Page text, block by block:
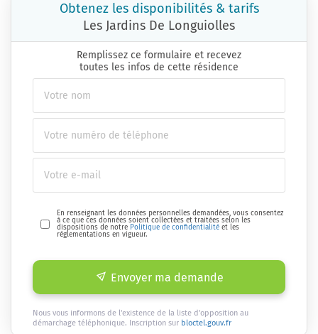
Obtenez les disponibilités & tarifs
Les Jardins De Longuiolles
Remplissez ce formulaire et recevez
toutes les infos de cette résidence
En renseignant les données personnelles demandées, vous consentez
à ce que ces données soient collectées et traitées selon les
dispositions de notre Politique de confidentialité et les
réglementations en vigueur.
Envoyer ma demande
Nous vous informons de l'existence de la liste d'opposition au
démarchage téléphonique. Inscription sur bloctel.gouv.fr